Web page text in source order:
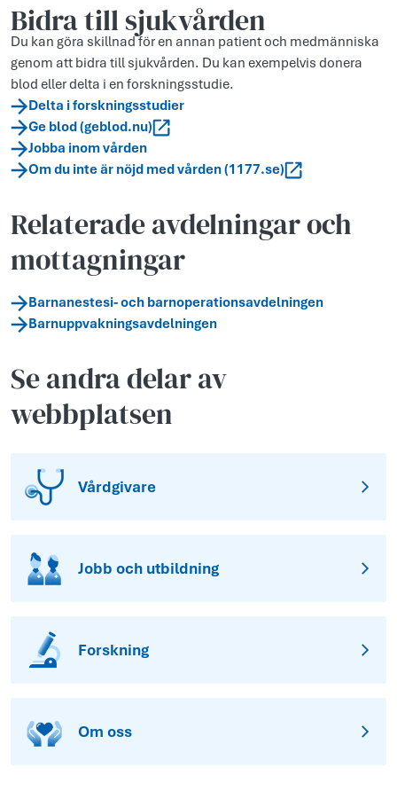
Bidra till sjukvården
Du kan göra skillnad för en annan patient och medmänniska
genom att bidra till sjukvården. Du kan exempelvis donera
blod eller delta i en forskningsstudie.
Delta i forskningsstudier
Ge blod (geblod.nu)
Jobba inom vården
Om du inte är nöjd med vården (1177.se)
Relaterade avdelningar och
mottagningar
Barnanestesi- och barnoperationsavdelningen
Barnuppvakningsavdelningen
Se andra delar av
webbplatsen
Vårdgivare
Jobb och utbildning
Forskning
Om oss